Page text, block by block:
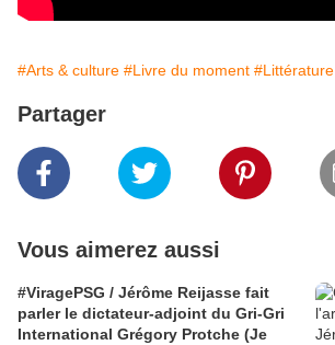
#Arts & culture #Livre du moment #Littérature
Partager
Vous aimerez aussi
#ViragePSG / Jérôme Reijasse fait
parler le dictateur-adjoint du Gri-Gri
International Grégory Protche (Je